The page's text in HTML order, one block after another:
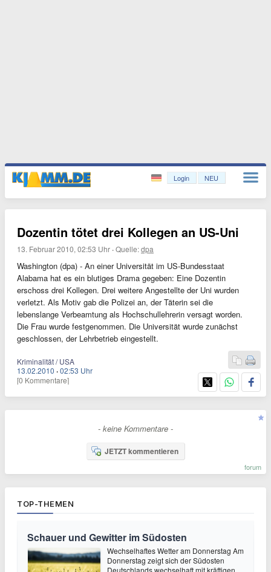
Login NEU
Dozentin tötet drei Kollegen an US-Uni
13. Februar 2010, 02:53 Uhr ·Quelle:dpa
Washington (dpa) - An einer Universität im US-Bundesstaat
Alabama hat es ein blutiges Drama gegeben: Eine Dozentin
erschoss drei Kollegen. Drei weitere Angestellte der Uni wurden
verletzt. Als Motiv gab die Polizei an, der Täterin sei die
lebenslange Verbeamtung als Hochschullehrerin versagt worden.
Die Frau wurde festgenommen. Die Universität wurde zunächst
geschlossen, der Lehrbetrieb eingestellt.
Kriminalität / USA
13.02.2010 ·02:53 Uhr
[0 Kommentare]
- keine Kommentare -
JETZT kommentieren
forum
TOP-THEMEN
Schauer und Gewitter im Südosten
Wechselhaftes Wetter am Donnerstag Am
Donnerstag zeigt sich der Südosten
Deutschlands wechselhaft mit kräftigen